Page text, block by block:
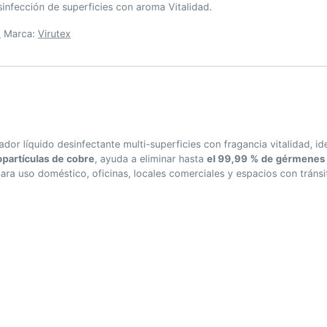
de superficies con aroma Vitalidad.
Marca: Virutex
líquido desinfectante multi-superficies con fragancia vitalidad,
de cobre, ayuda a eliminar hasta el 99,99 % de
uso doméstico, oficinas, locales comerciales y espacios con